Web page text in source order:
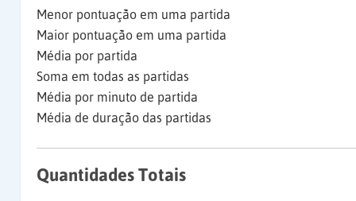
Menor pontuação em uma partida
Maior pontuação em uma partida
Média por partida
Soma em todas as partidas
Média por minuto de partida
Média de duração das partidas
Quantidades Totais